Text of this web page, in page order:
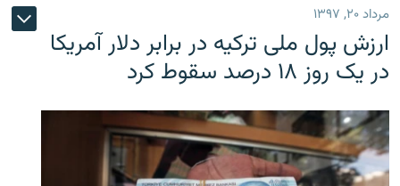
مرداد ۲۰, ۱۳۹۷
ارزش پول ملی ترکیه در برابر دلار آمریکا
در یک روز ۱۸ درصد سقوط کرد